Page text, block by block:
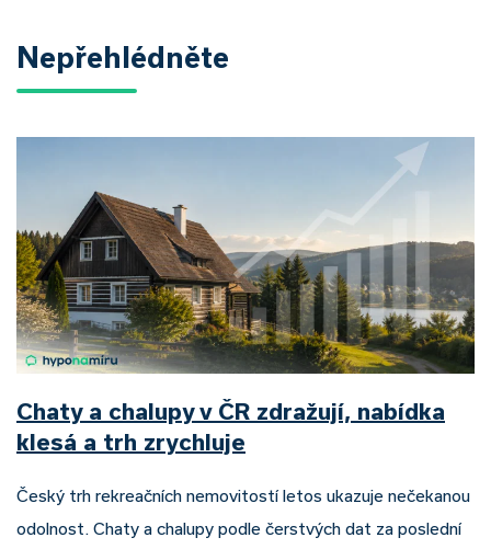
Nepřehlédněte
Chaty a chalupy v ČR zdražují, nabídka
klesá a trh zrychluje
Český trh rekreačních nemovitostí letos ukazuje nečekanou
odolnost. Chaty a chalupy podle čerstvých dat za poslední